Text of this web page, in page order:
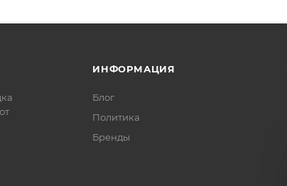
ИНФОРМАЦИЯ
Блог
Политика
Бренды